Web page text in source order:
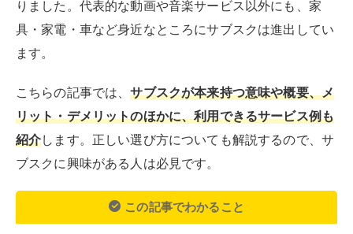
サブスクを簡単に説明すると、消費者が定額料
がある。
サブスクには、音楽・動画・書籍・食品などの
サービスがある。
サブスクは毎月の使用金額を設定してから契約